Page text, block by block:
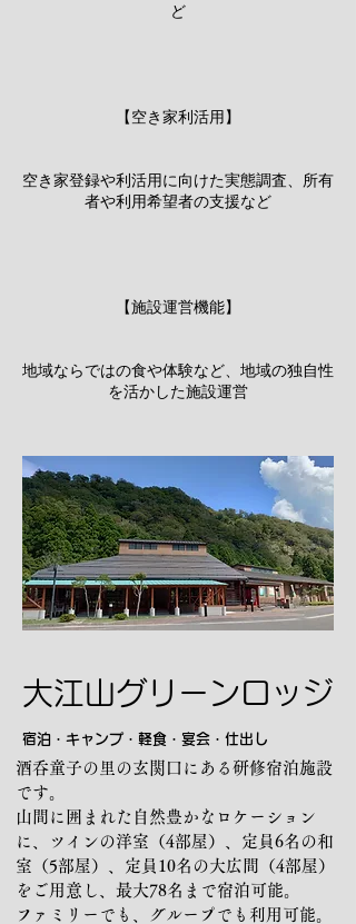
ど
【空き家利活用】
空き家登録や利活用に向けた実態調査、所有
者や利用希望者の支援など
【施設運営機能】
​地域ならではの食や体験など、地域の独自性
を活かした施設運営
大江山グリーンロッジ
宿泊・キャンプ・軽食・宴会・仕出し
酒呑童子の里の玄関口にある研修宿泊施設
です。
山間に囲まれた自然豊かなロケーション
に、ツインの洋室（4部屋）、定員6名の和
室（5部屋）、定員10名の大広間（4部屋）
をご用意し、最大78名まで宿泊可能。
ファミリーでも、グループでも利用可能。